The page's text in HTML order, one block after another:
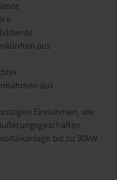
aus
aus
Einnahmen, wie
bis zu 30kW